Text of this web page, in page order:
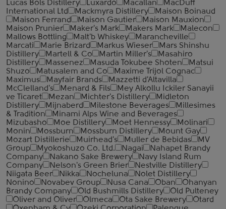
Lucas Bols Distillery
Luxardo Macallan
MacDuff
International Ltd
Mackmyra Distillery
Maison Boinaud
Maison Ferrand
Maison Gautier
Maison Mauxion
Maison Prunier
Maker's Mark Makers Mark
Malecon
Mallows Bottling
Malt'b Whiskey
Marancheville
Marcati
Marie Brizard Markus Wieser
Mars Shinshu
Distillery
Martell & Co Martin Miller's
Masahiro
Distillery
Massenez Masuda Tokubee Shoten
Matsui
Shuzo
Matusalem and Co
Maxime Trijol Cognac
Maximus
Mayfair Brands
Mazzetti d'Altavilla
McClelland's
Menard & Fils
Mey Alkollu Ickiler Sanayii
ve Ticaret
Mezan Michter's Distillery
Midleton
Distillery
Mijnaberd Milestone Beverages
Millesimes
& Tradition
Minami Alps Wine and Beverages
Mizubasho
Moe Distillery Moet Hennessy
Molinari
Monin
Mossburn Mossburn Distillery
Mount Gay
Mozart Distillerie
Muirhead's Muller de Bebidas
MV
Group
Myokoshuzo Co. Ltd. Nagai
Nahapet Brandy
Company
Nakano Sake Brewery
Navy Island Rum
Company
Nelson's Green Brier
Nestville Distillery
Niigata Beer
Nikka Nocheluna
Nolet Distillery
Nonino
Novabev Group Nusa Cana Oban
Ohanyan
Brandy Company
Old Bushmills Distillery
Old Pulteney
Oliver and Oliver
Olmeca Ota Sake Brewery
Otard